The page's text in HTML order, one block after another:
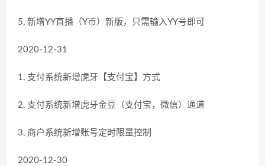
5, 新增YY直播（Y币）新版，只需输入YY号即可
2020-12-31
1, 支付系统新增虎牙【支付宝】方式
2, 支付系统新增虎牙金豆（支付宝，微信）通道
3, 商户系统新增账号定时限量控制
2020-12-30